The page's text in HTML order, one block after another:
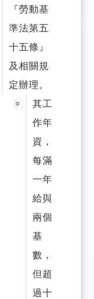
『勞動基
準法第五
十五條』
及相關規
定辦理。
其工
作年
資，
每滿
一年
給與
兩個
基
數，
但超
過十